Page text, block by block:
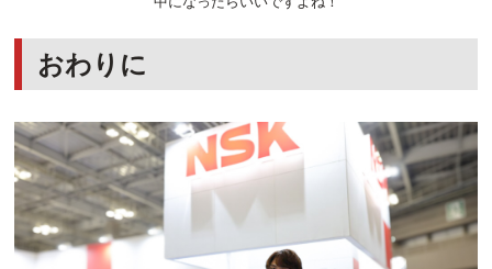
おわりに